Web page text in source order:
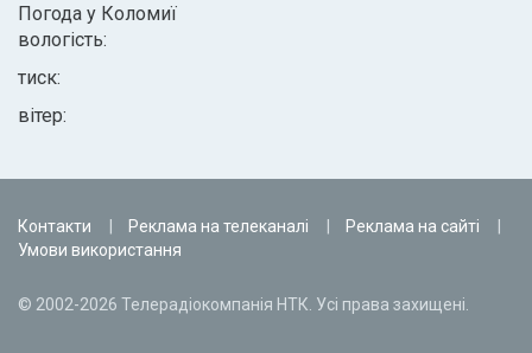
Погода у Коломиї
вологість:
тиск:
вітер:
Контакти Реклама на телеканалі
Реклама на сайті
Умови використання
© 2002-2026 Телерадіокомпанія НТК. Усі права захищені.